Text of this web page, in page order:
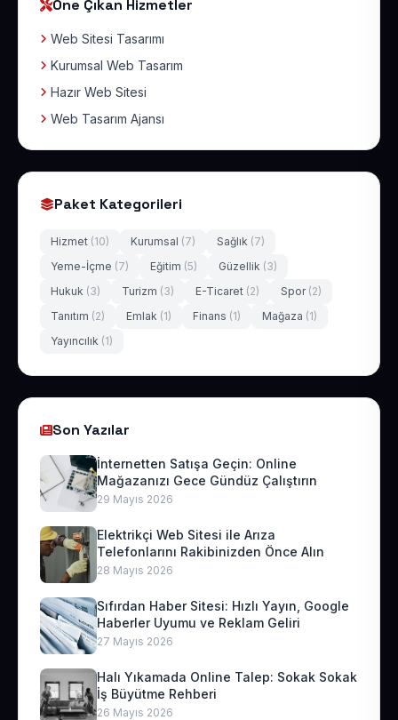
Öne Çıkan Hizmetler
Web Sitesi Tasarımı
Kurumsal Web Tasarım
Hazır Web Sitesi
Web Tasarım Ajansı
Paket Kategorileri
Hizmet (10) Kurumsal (7) Sağlık (7)
Yeme-İçme (7) Eğitim (5) Güzellik (3)
Hukuk (3) Turizm (3) E-Ticaret (2) Spor (2)
Tanıtım (2) Emlak (1) Finans (1) Mağaza (1)
Yayıncılık (1)
Son Yazılar
İnternetten Satışa Geçin: Online
Mağazanızı Gece Gündüz Çalıştırın
29 Mayıs 2026
Elektrikçi Web Sitesi ile Arıza
Telefonlarını Rakibinizden Önce Alın
28 Mayıs 2026
Sıfırdan Haber Sitesi: Hızlı Yayın, Google
Haberler Uyumu ve Reklam Geliri
27 Mayıs 2026
Halı Yıkamada Online Talep: Sokak Sokak
İş Büyütme Rehberi
26 Mayıs 2026